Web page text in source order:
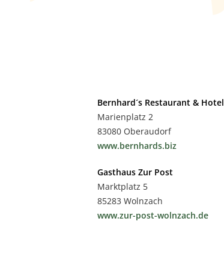
Bernhard´s Restaurant & Hotel
Marienplatz 2
83080 Oberaudorf
www.bernhards.biz
Gasthaus Zur Post
Marktplatz 5
85283 Wolnzach
www.zur-post-wolnzach.de